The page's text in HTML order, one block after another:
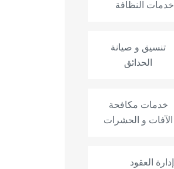
خدمات النظافة
تنسيق و صيانة
الحدائق
خدمات مكافحة
الآفات و الحشرات
إدارة العقود